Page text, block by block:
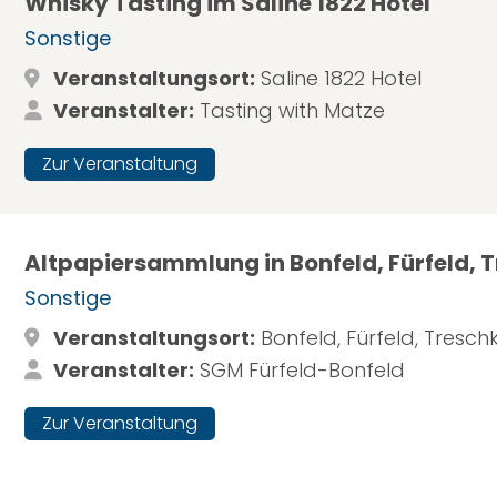
Sonstige
Veranstaltungsort: Saline 1822 Hotel
Veranstalter: Tasting with Matze
Zur Veranstaltung
Altpapiersammlung in Bonfeld, Fürfeld,
Sonstige
Veranstaltungsort: Bonfeld, Fürfeld,
Veranstalter: SGM Fürfeld-Bonfeld
Zur Veranstaltung